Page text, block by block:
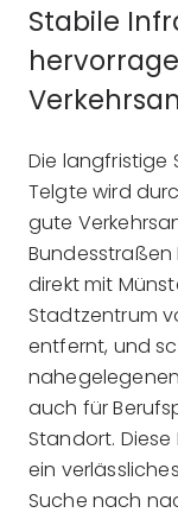
Stabile
Die langfristige
Telgte wird
gute
Bundesstraßen
direkt mit
Stadtzentrum
entfernt, und
auch für
Standort.
ein
Suche nach